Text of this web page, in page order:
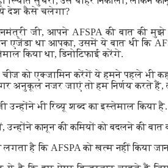
ये देश कैसे चलेगा?
जी, आपने AFSPA की बात की मुझे
था आपका, उसमें ये बात थी कि
किया था, डिनोटिफाई करेंगे.
को एक्जामिन करेंगें ये हमने पहले भी
अनुकूल नजर जाएं तो हम निर्णय करते हैं,
उन्होंने भी रिव्यू शब्द का इस्तेमाल किया है.
उन्होंने कानून की कमियों को बदलने की बात
है कि AFSPA को खत्म नहीं किया